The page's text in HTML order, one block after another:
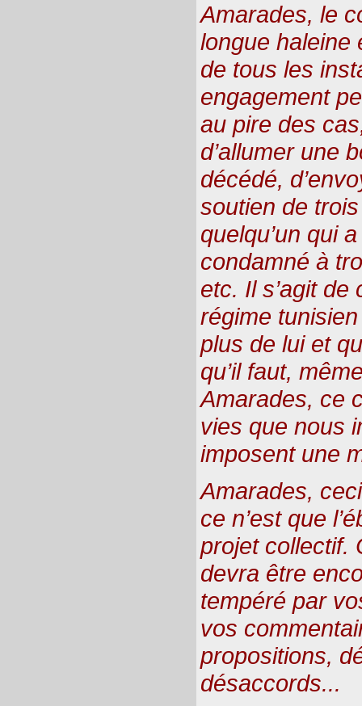
Amarades, le
longue haleine
de tous les
engagement
au pire des
d’allumer une
décédé,
soutien de
quelqu’un qui
condamné à
etc. Il s’agit
régime
plus de lui et
qu’il faut,
Amarades, ce
vies que nous
imposent une
Amarades,
ce n’est que
projet collectif.
devra être
tempéré par
vos
propositions,
désaccords...